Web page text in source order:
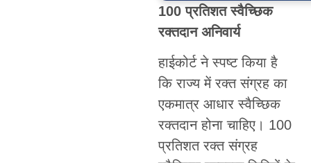
100 प्रतिशत स्वैच्छिक
रक्तदान अनिवार्य
हाईकोर्ट ने स्पष्ट किया है
कि राज्य में रक्त संग्रह का
एकमात्र आधार स्वैच्छिक
रक्तदान होना चाहिए। 100
प्रतिशत रक्त संग्रह